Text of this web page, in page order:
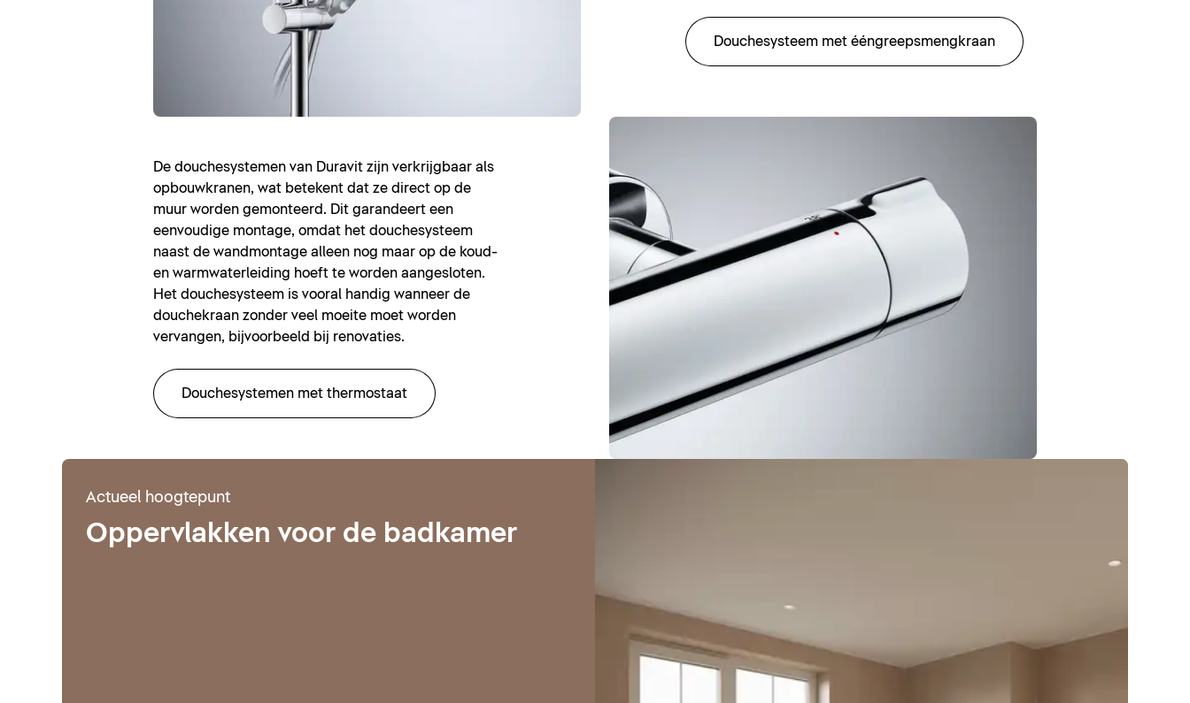
Douchesysteem met ééngreepsmengkraan
De douchesystemen van Duravit zijn verkrijgbaar als
opbouwkranen, wat betekent dat ze direct op de
muur worden gemonteerd. Dit garandeert een
eenvoudige montage, omdat het douchesysteem
naast de wandmontage alleen nog maar op de koud-
en warmwaterleiding hoeft te worden aangesloten.
Het douchesysteem is vooral handig wanneer de
douchekraan zonder veel moeite moet worden
vervangen, bijvoorbeeld bij renovaties.
Douchesystemen met thermostaat
Actueel hoogtepunt
Oppervlakken voor de badkamer